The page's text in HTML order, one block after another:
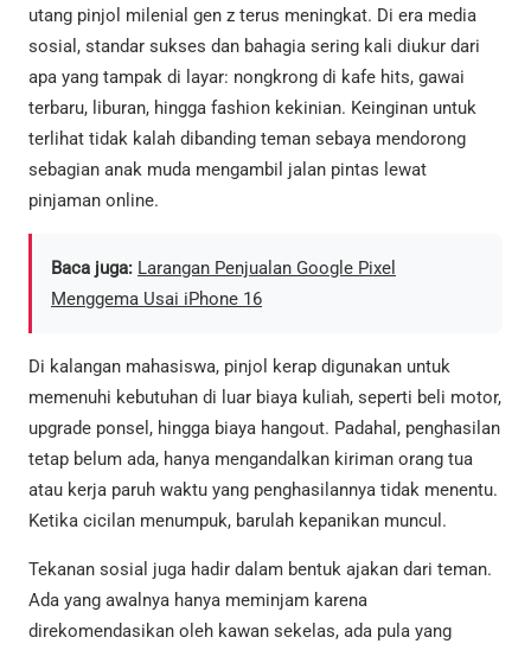
utang pinjol milenial gen z terus meningkat. Di era media
sosial, standar sukses dan bahagia sering kali diukur dari
apa yang tampak di layar: nongkrong di kafe hits, gawai
terbaru, liburan, hingga fashion kekinian. Keinginan untuk
terlihat tidak kalah dibanding teman sebaya mendorong
sebagian anak muda mengambil jalan pintas lewat
pinjaman online.
Baca juga: Larangan Penjualan Google Pixel
Menggema Usai iPhone 16
Di kalangan mahasiswa, pinjol kerap digunakan untuk
memenuhi kebutuhan di luar biaya kuliah, seperti beli motor,
upgrade ponsel, hingga biaya hangout. Padahal, penghasilan
tetap belum ada, hanya mengandalkan kiriman orang tua
atau kerja paruh waktu yang penghasilannya tidak menentu.
Ketika cicilan menumpuk, barulah kepanikan muncul.
Tekanan sosial juga hadir dalam bentuk ajakan dari teman.
Ada yang awalnya hanya meminjam karena
direkomendasikan oleh kawan sekelas, ada pula yang